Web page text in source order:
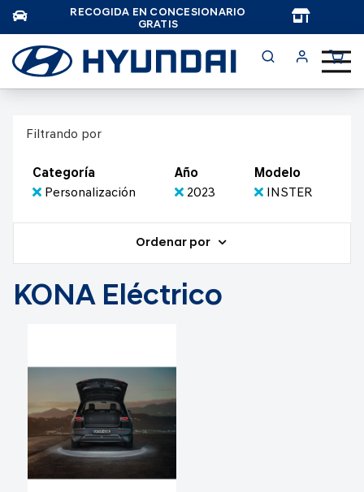
RECOGIDA EN CONCESIONARIO
GRATIS
Filtrando por
Categoría
Personalización
Año
2023
Modelo
INSTER
Ordenar por
KONA Eléctrico